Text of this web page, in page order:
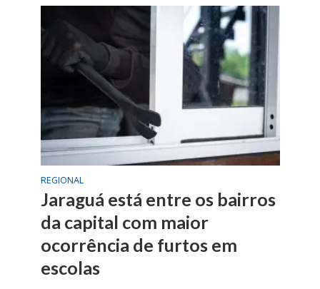
REGIONAL
Jaraguá está entre os bairros
da capital com maior
ocorrência de furtos em
escolas